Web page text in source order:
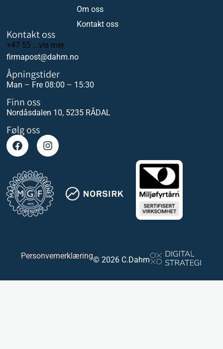
Om oss
Kontakt oss
Kontakt oss
+47 55 ...vis mer
firmapost@dahm.no
Åpningstider
Man – Fre 08:00 – 15:30
Finn oss
Nordåsdalen 10, 5235 RÅDAL
Følg oss
Personvernerklæring© 2026 C.Dahm